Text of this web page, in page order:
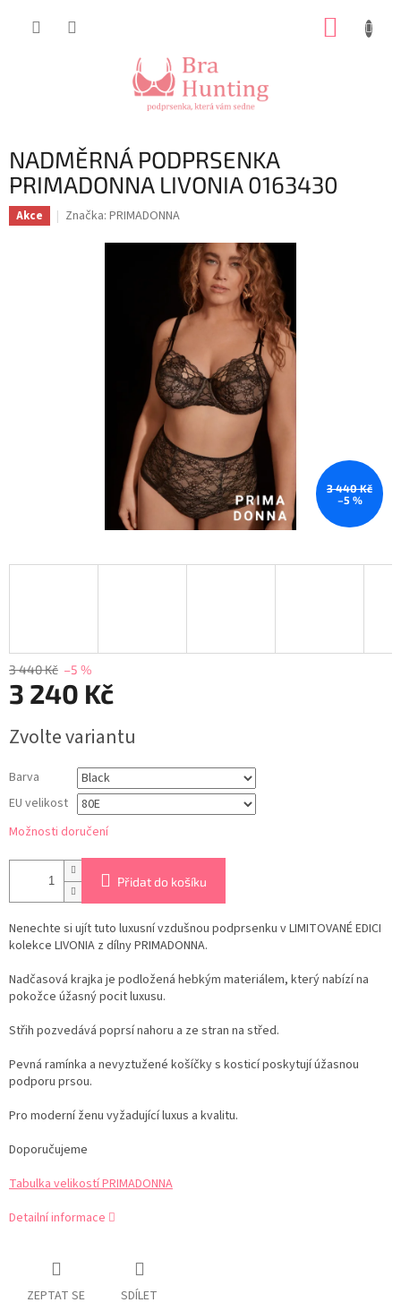
NADMĚRNÁ PODPRSENKA
PRIMADONNA LIVONIA 0163430
Akce Značka: PRIMADONNA
3 440 Kč
–5 %
3 440 Kč –5 %
3 240 Kč
cena:
Zvolte variantu
Barva
EU velikost
Možnosti doručení
Přidat do košíku
Nenechte si ujít tuto luxusní vzdušnou podprsenku v LIMITOVANÉ EDICI
kolekce LIVONIA z dílny PRIMADONNA.
Nadčasová krajka je podložená hebkým materiálem, který nabízí na
pokožce úžasný pocit luxusu.
Střih pozvedává poprsí nahoru a ze stran na střed.
Pevná ramínka a nevyztužené košíčky s kosticí poskytují úžasnou
podporu prsou.
Pro moderní ženu vyžadující luxus a kvalitu.
Doporučujeme
Tabulka velikostí PRIMADONNA
Detailní informace
ZEPTAT SE SDÍLET